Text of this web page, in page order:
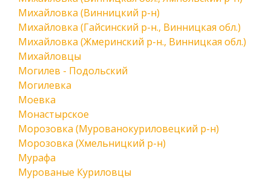
Михайловка (Винницкий р-н)
Михайловка (Гайсинский р-н., Винницкая обл.)
Михайловка (Жмеринский р-н., Винницкая обл.)
Михайловцы
Могилев - Подольский
Могилевка
Моевка
Монастырское
Морозовка (Мурованокуриловецкий р-н)
Морозовка (Хмельницкий р-н)
Мурафа
Мурованые Куриловцы